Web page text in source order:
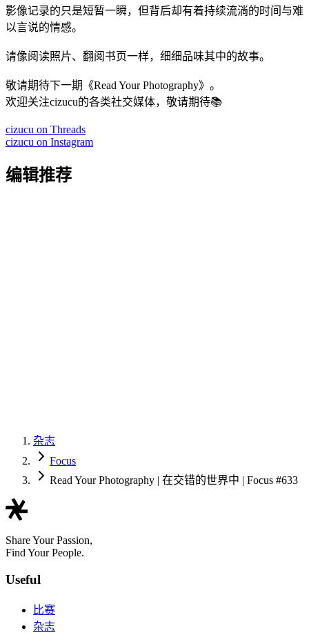
影像记录的只是短暂一瞬，但背后却有着持续流淌的时间与难
以言说的情感。
请像阅读照片、翻阅书页一样，细细品味其中的故事。
敬请期待下一期《Read Your Photography》。
欢迎关注cizucu的各类社交媒体，敬请期待📚
cizucu on Threads
cizucu on Instagram
编辑推荐
杂志
Focus
Read Your Photography | 在交错的世界中 | Focus #633
Share Your Passion,
Find Your People.
Useful
比赛
杂志